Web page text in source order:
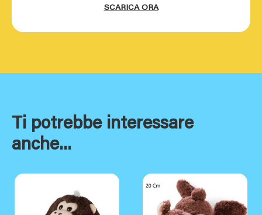
SCARICA ORA
Ti potrebbe interessare
anche...